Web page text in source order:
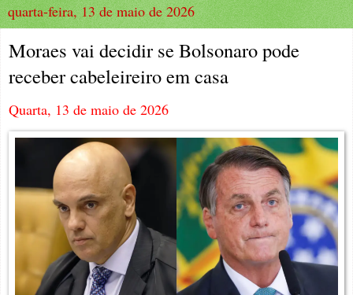
quarta-feira, 13 de maio de 2026
Moraes vai decidir se Bolsonaro pode
receber cabeleireiro em casa
Quarta, 13 de maio de 2026